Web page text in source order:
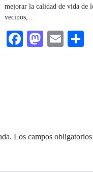
mejorar la calidad de vida de
vecinos,…
FacebookEmail
Los campos